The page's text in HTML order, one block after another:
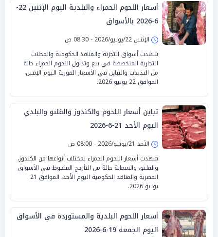
أسعار اللحوم الحمراء والبلدية اليوم الإثنين 22-
6-2026 بالأسواق
الإثنين 22/يونيو/2026 - 08:30 ص
شهدت أسواق التجزئة والمنافذ الحكومية والمحلات
التجارية المتخصصة في بيع وتداول اللحوم الحمراء حالة
من التذبذب والتباين في الأسعار الفورية اليوم الإثنين،
الموافق 22 يونيو 2026.
تباين أسعار اللحوم والكندوز والفلتو والبلدي
اليوم الأحد 21-6-2026
الأحد 21/يونيو/2026 - 08:00 ص
شهدت أسعار اللحوم الحمراء بمختلف أنواعها من الكندوز،
والفلتو، والسمانة حالة من التأرجح الملحوظ في الأسواق
المصرية والمنافذ الحكومية اليوم الأحد، الموافق 21
يونيو 2026.
أسعار اللحوم البلدية والمستوردة في الأسواق
اليوم الجمعة 19-6-2026